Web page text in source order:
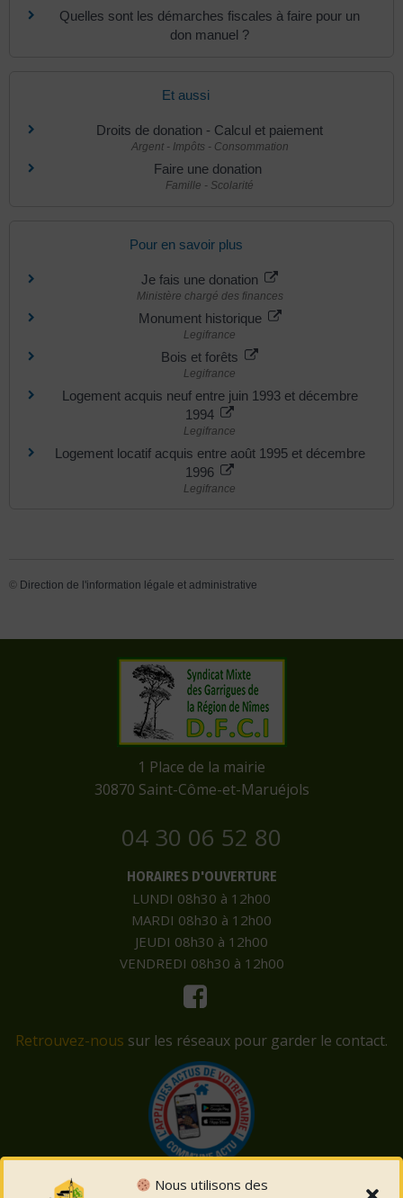
Nous utilisons des
Quelles sont les démarches fiscales à faire pour un
don manuel ?
Et aussi
Droits de donation - Calcul et paiement
Argent - Impôts - Consommation
Faire une donation
Famille - Scolarité
Pour en savoir plus
Je fais une donation
Ministère chargé des finances
Monument historique
Legifrance
Bois et forêts
Legifrance
Logement acquis neuf entre juin 1993 et décembre
1994
Legifrance
Logement locatif acquis entre août 1995 et décembre
1996
Legifrance
© Direction de l'information légale et administrative
​1 Place de la mairie
​30870 Saint-Côme-et-Maruéjols
04 30 06 52 80
HORAIRES D'OUVERTURE
LUNDI 08h30 à 12h00
MARDI 08h30 à 12h00
JEUDI 08h30 à 12h00
VENDREDI 08h30 à 12h00
Retrouvez-nous sur les réseaux pour garder le contact.